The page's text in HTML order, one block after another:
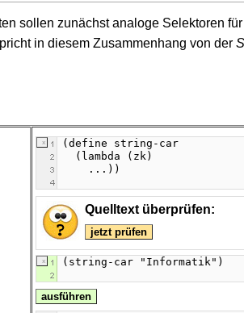
sollen zunächst analoge Selektoren
in diesem Zusammenhang von der
Quelltext überprüfen:
jetzt prüfen
ausführen